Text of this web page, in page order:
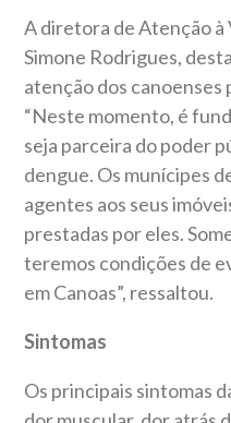
A diretora de Atenção à
Simone Rodrigues,
atenção dos canoenses
“Neste momento, é
seja parceira do poder
dengue. Os munícipes
agentes aos seus
prestadas por eles.
teremos condições de
em Canoas”, ressaltou.
Sintomas
Os principais sintomas